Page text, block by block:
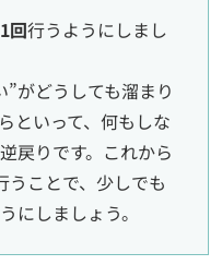
回行うようにしまし
がどうしても溜まり
といって、何もしな
戻りです。これから
うことで、少しでも
にしましょう。